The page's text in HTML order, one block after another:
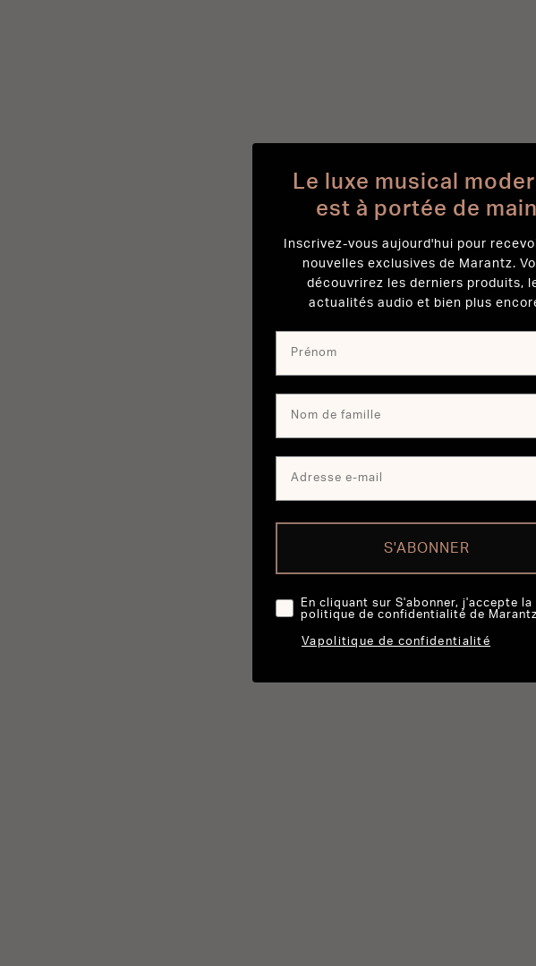
Le luxe musical
est à portée de main
Inscrivez-vous aujourd'hui pour
nouvelles exclusives de Marantz.
découvrirez les derniers produits,
actualités audio et bien plus
S'ABONNER
En cliquant sur S'abonner, j'accepte la
politique de confidentialité de
Vapolitique de confidentialité